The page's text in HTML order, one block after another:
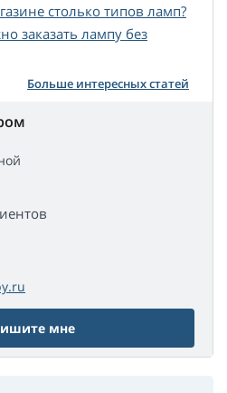
столько типов ламп?
заказать лампу без
Больше интересных статей
мне